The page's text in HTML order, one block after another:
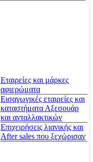
Εταιρείες και μάρκες
αφιερώματα
Εισαγωγικές εταιρείες και
καταστήματα Αξεσουάρ
και ανταλλακτικών
Επιχειρήσεις λιανικής και
After sales που ξεχώρισαν